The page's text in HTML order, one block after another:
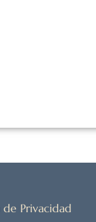
de Privacidad